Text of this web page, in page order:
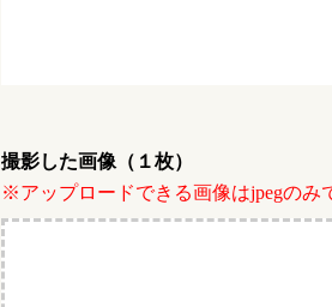
撮影した画像（１枚）
※アップロードできる画像はjpegのみ